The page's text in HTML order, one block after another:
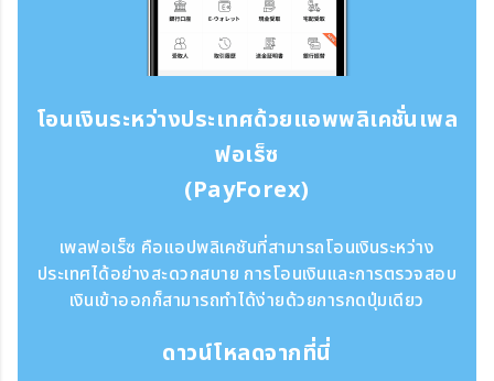
โอนเงินระหว่างประเทศด้วยแอพพลิเคชั่นเพล
ฟอเร็ซ
(PayForex)
เพลฟอเร็ซ คือแอปพลิเคชันที่สามารถโอนเงินระหว่าง
ประเทศได้อย่างสะดวกสบาย การโอนเงินและการตรวจสอบ
เงินเข้าออกก็สามารถทำได้ง่ายด้วยการกดปุ่มเดียว
ดาวน์โหลดจากที่นี่